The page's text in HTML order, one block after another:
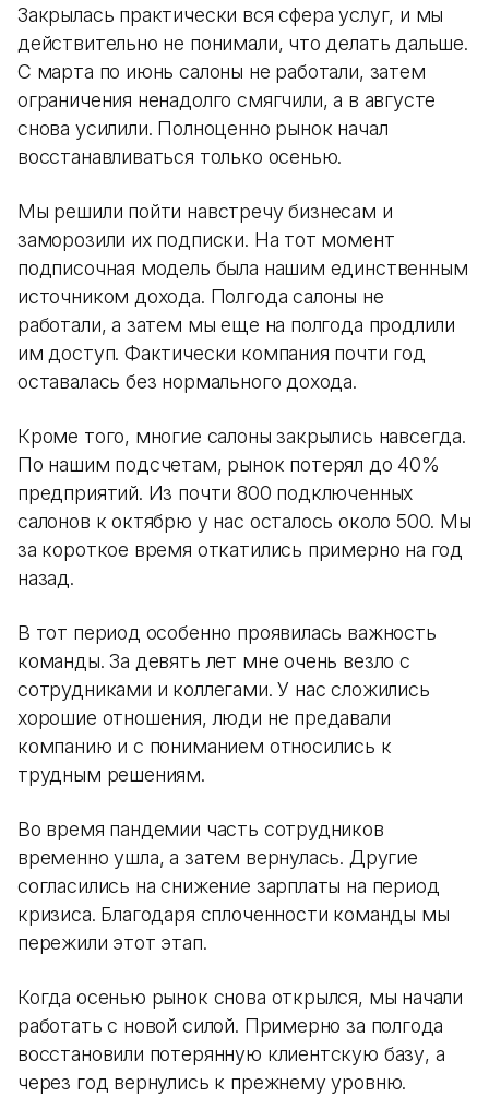
Закрылась практически вся сфера услуг, и мы
действительно не понимали, что делать дальше.
С марта по июнь салоны не работали, затем
ограничения ненадолго смягчили, а в августе
снова усилили. Полноценно рынок начал
восстанавливаться только осенью.
Мы решили пойти навстречу бизнесам и
заморозили их подписки. На тот момент
подписочная модель была нашим единственным
источником дохода. Полгода салоны не
работали, а затем мы еще на полгода продлили
им доступ. Фактически компания почти год
оставалась без нормального дохода.
Кроме того, многие салоны закрылись навсегда.
По нашим подсчетам, рынок потерял до 40%
предприятий. Из почти 800 подключенных
салонов к октябрю у нас осталось около 500. Мы
за короткое время откатились примерно на год
назад.
В тот период особенно проявилась важность
команды. За девять лет мне очень везло с
сотрудниками и коллегами. У нас сложились
хорошие отношения, люди не предавали
компанию и с пониманием относились к
трудным решениям.
Во время пандемии часть сотрудников
временно ушла, а затем вернулась. Другие
согласились на снижение зарплаты на период
кризиса. Благодаря сплоченности команды мы
пережили этот этап.
Когда осенью рынок снова открылся, мы начали
работать с новой силой. Примерно за полгода
восстановили потерянную клиентскую базу, а
через год вернулись к прежнему уровню.